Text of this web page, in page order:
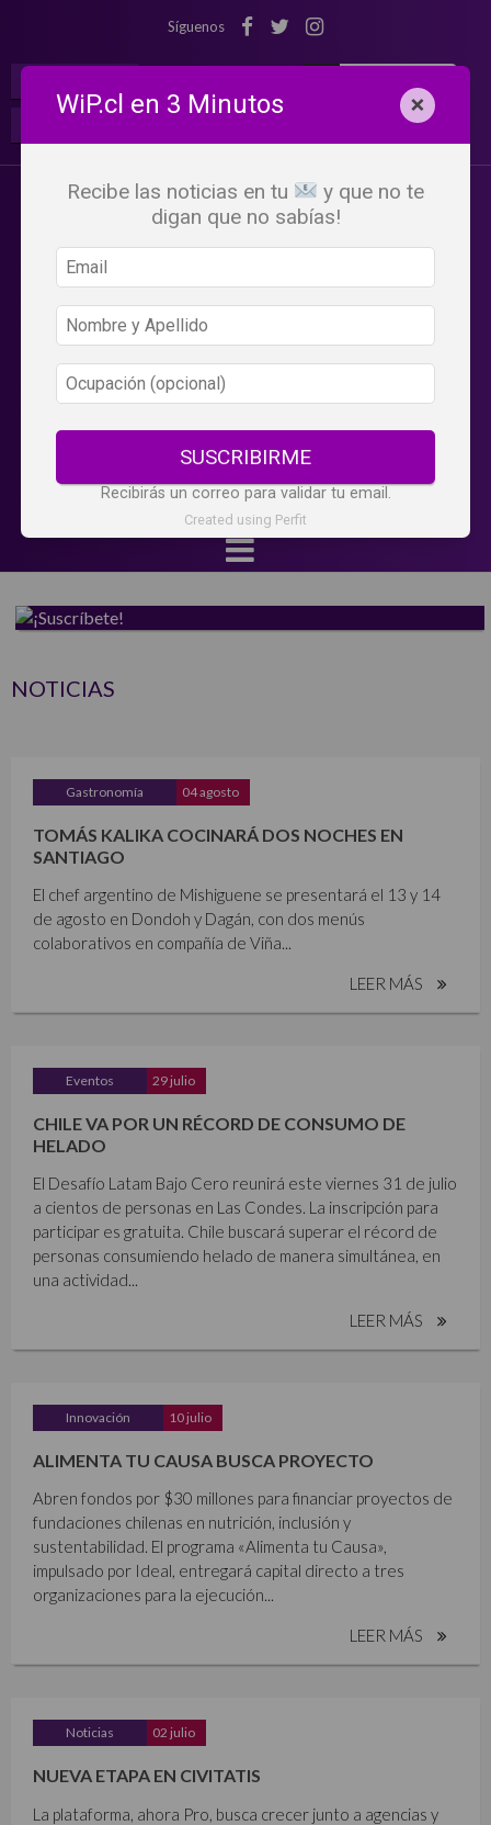
Síguenos
NOTICIAS
Gastronomía 04 agosto
TOMÁS KALIKA COCINARÁ DOS NOCHES EN
SANTIAGO
El chef argentino de Mishiguene se presentará el 13 y 14
de agosto en Dondoh y Dagán, con dos menús
colaborativos en compañía de Viña...
LEER MÁS
Eventos 29 julio
CHILE VA POR UN RÉCORD DE CONSUMO DE
HELADO
El Desafío Latam Bajo Cero reunirá este viernes 31 de julio
a cientos de personas en Las Condes. La inscripción para
participar es gratuita. Chile buscará superar el récord de
personas consumiendo helado de manera simultánea, en
una actividad...
LEER MÁS
Innovación 10 julio
ALIMENTA TU CAUSA BUSCA PROYECTO
Abren fondos por $30 millones para financiar proyectos de
fundaciones chilenas en nutrición, inclusión y
sustentabilidad. El programa «Alimenta tu Causa»,
impulsado por Ideal, entregará capital directo a tres
organizaciones para la ejecución...
LEER MÁS
Noticias 02 julio
NUEVA ETAPA EN CIVITATIS
La plataforma, ahora Pro, busca crecer junto a agencias y
WiP.cl en 3 Minutos ×
Recibe las noticias en tu
y que no te
digan que no sabías!
SUSCRIBIRME
Recibirás un correo para validar tu email.
Created using Perfit